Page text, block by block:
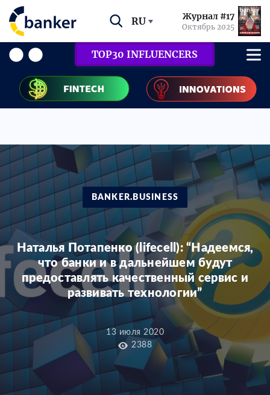
RU Журнал #17
Октябрь 2025
TOP30 INFLUENCERS
BANKER.BUSINESS
Наталья Потапенко (lifecell): “Надеемся,
что банки и в дальнейшем будут
предоставлять качественный сервис и
развивать технологии”
13 июля 2020
2388